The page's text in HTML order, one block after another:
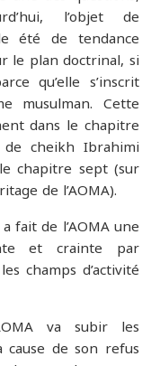
l’objet de
été de tendance
le plan doctrinal, si
qu’elle s’inscrit
musulman. Cette
dans le chapitre
cheikh Ibrahimi
chapitre sept (sur
de l’AOMA).
fait de l’AOMA une
et crainte par
champs d’activité
va subir les
cause de son refus